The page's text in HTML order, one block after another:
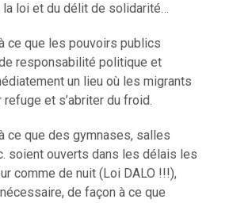
loi et du délit de solidarité…
ce que les pouvoirs publics
responsabilité politique et
un lieu où les migrants
et s’abriter du froid.
ce que des gymnases, salles
soient ouverts dans les délais les
comme de nuit (Loi DALO !!!),
de façon à ce que